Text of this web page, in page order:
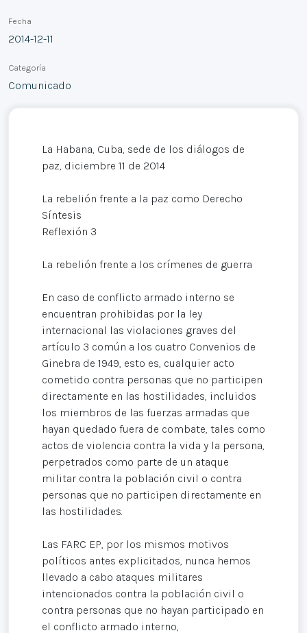
Fecha
2014-12-11
Categoría
Comunicado
La Habana, Cuba, sede de los diálogos de
paz, diciembre 11 de 2014
La rebelión frente a la paz como Derecho
Síntesis
Reflexión 3
La rebelión frente a los crímenes de guerra
En caso de conflicto armado interno se
encuentran prohibidas por la ley
internacional las violaciones graves del
artículo 3 común a los cuatro Convenios de
Ginebra de 1949, esto es, cualquier acto
cometido contra personas que no participen
directamente en las hostilidades, incluidos
los miembros de las fuerzas armadas que
hayan quedado fuera de combate, tales como
actos de violencia contra la vida y la persona,
perpetrados como parte de un ataque
militar contra la población civil o contra
personas que no participen directamente en
las hostilidades.
Las FARC EP, por los mismos motivos
políticos antes explicitados, nunca hemos
llevado a cabo ataques militares
intencionados contra la población civil o
contra personas que no hayan participado en
el conflicto armado interno,